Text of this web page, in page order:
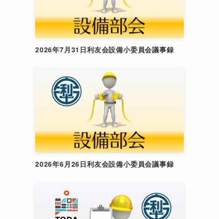
2026年7月31日利友会設備小委員会議事録
2026年6月26日利友会設備小委員会議事録